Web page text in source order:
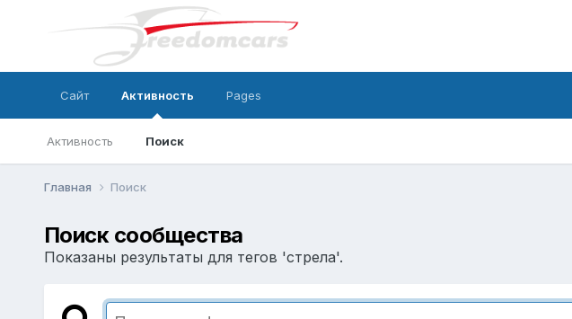
Сайт Активность
Активность Поиск
Pages
Главная Поиск
Поиск сообщества
Показаны результаты для тегов 'стрела'.